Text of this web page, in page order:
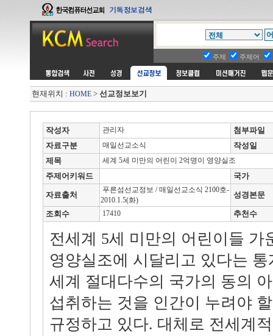
주제 주제어
현재위치 : HOME > 선교정보보기
작성자 관리자
첨부파일
자료구분
매일선교소식
작성일
제목
세계 5세 미만의 어린이 2억명이 영양실조
주제어키워드 국가
자료출처
푸른섬선교정보 / 매일선교소식 2100호-
2010.1.5(화)
성경본문
조회수 17410 추천수
전세계 5세 미만의 어린이들 가
영양실조에 시달리고 있다는
세계 절대다수의 국가의 동의
섭취하는 것을 인간이 누려야
규정하고 있다. 대체로 전세계